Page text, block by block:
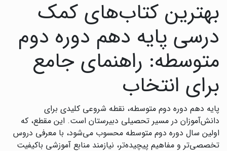
بهترین کتاب‌های کمک
درسی پایه دهم دوره دوم
متوسطه: راهنمای جامع
برای انتخاب
پایه دهم دوره دوم متوسطه، نقطه شروعی کلیدی برای
دانش‌آموزان در مسیر تحصیلی دبیرستان است. این مقطع، که
اولین سال دوره دوم متوسطه محسوب می‌شود، با معرفی دروس
تخصصی‌تر و مفاهیم پیچیده‌تر، نیازمند منابع آموزشی باکیفیت